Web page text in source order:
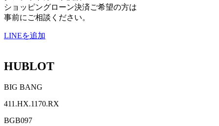
ショッピングローン決済ご希望の方は
事前にご相談ください。
LINEを追加
HUBLOT
BIG BANG
411.HX.1170.RX
BGB097